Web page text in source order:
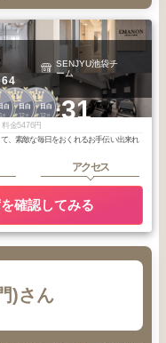
白
1
1
池袋・目白
2025年 12月
1
池袋・目白
2025年 12月+31
SENJYU池袋チ
ーム
金5476円
、素敵な毎日をおくれるお手伝い出来れ
アクセス
確認してみる
)さん